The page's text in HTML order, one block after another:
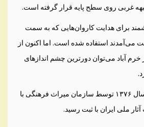
غربی روی سطح پایه قرار گرفته است.
برای هدایت کاروان‌‌هایی که به سمت
استفاده ‌شده ‌است. اما اکنون از
آباد می‌توان دورترین چشم اندازهای
مناره آجری خرم‌آباد در سال ۱۳۷۶ توسط سازمان میراث فرهنگی با